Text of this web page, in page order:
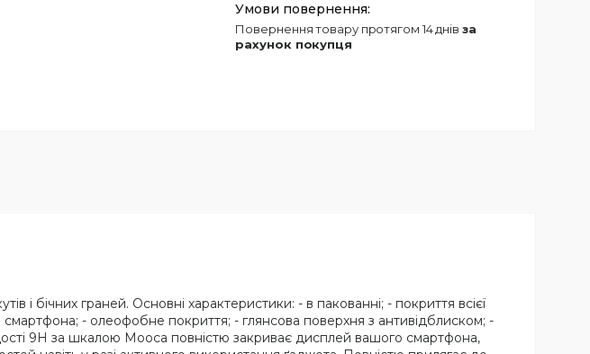
повернення товару протягом 14 днів за
рахунок покупця
бічних граней. Основні характеристики: - в пакованні; - покриття всієї
смартфона; - олеофобне покриття; - глянсова поверхня з антивідблиском; -
9Н за шкалою Мооса повністю закриває дисплей вашого смартфона,